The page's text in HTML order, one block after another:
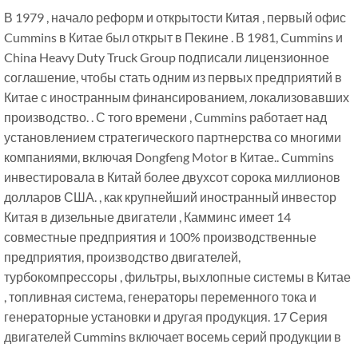
В 1979 , начало реформ и открытости Китая , первый офис
Cummins в Китае был открыт в Пекине . В 1981, Cummins и
China Heavy Duty Truck Group подписали лицензионное
соглашение, чтобы стать одним из первых предприятий в
Китае с иностранным финансированием, локализовавших
производство. . С того времени , Cummins работает над
установлением стратегического партнерства со многими
компаниями, включая Dongfeng Motor в Китае.. Cummins
инвестировала в Китай более двухсот сорока миллионов
долларов США. , как крупнейший иностранный инвестор
Китая в дизельные двигатели , Камминс имеет 14
совместные предприятия и 100% производственные
предприятия, производство двигателей,
турбокомпрессоры , фильтры, выхлопные системы в Китае
, топливная система, генераторы переменного тока и
генераторные установки и другая продукция. 17 Серия
двигателей Cummins включает восемь серий продукции в